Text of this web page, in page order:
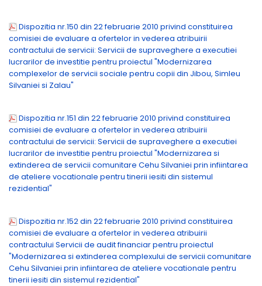
Dispozitia nr.150 din 22 februarie 2010 privind constituirea
comisiei de evaluare a ofertelor in vederea atribuirii
contractului de servicii: Servicii de supraveghere a executiei
lucrarilor de investitie pentru proiectul "Modernizarea
complexelor de servicii sociale pentru copii din Jibou, Simleu
Silvaniei si Zalau"
Dispozitia nr.151 din 22 februarie 2010 privind constituirea
comisiei de evaluare a ofertelor in vederea atribuirii
contractului de servicii: Servicii de supraveghere a executiei
lucrarilor de investitie pentru proiectul "Modernizarea si
extinderea de servicii comunitare Cehu Silvaniei prin infiintarea
de ateliere vocationale pentru tinerii iesiti din sistemul
rezidential"
Dispozitia nr.152 din 22 februarie 2010 privind constituirea
comisiei de evaluare a ofertelor in vederea atribuirii
contractului Servicii de audit financiar pentru proiectul
"Modernizarea si extinderea complexului de servicii comunitare
Cehu Silvaniei prin infiintarea de ateliere vocationale pentru
tinerii iesiti din sistemul rezidential"